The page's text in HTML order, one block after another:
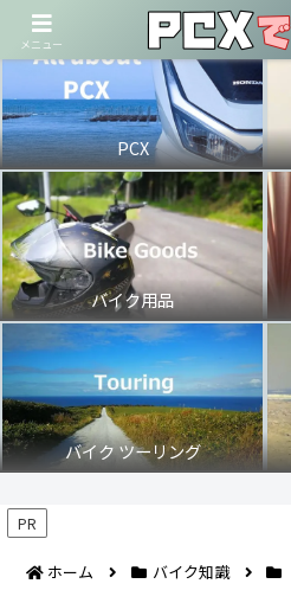
PCX
バイク用品
バイク ツーリング
PR
ホーム バイク知識
メニュー